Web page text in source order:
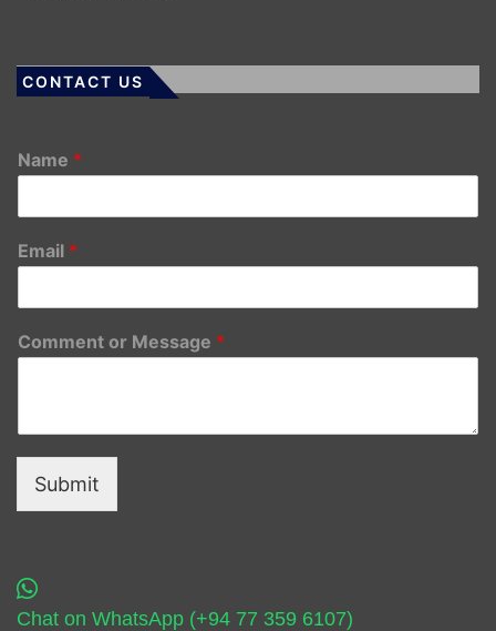
CONTACT US
Name *
Email *
Comment or Message *
Submit
Chat on WhatsApp (+94 77 359 6107)